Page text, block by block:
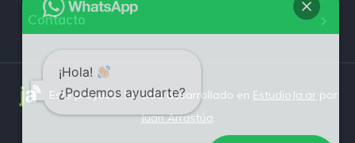
Contacto
Este proyecto ha sido desarrollado en EstudioJa.ar por
Juan Arrastúa.
¡Hola!
¿Podemos ayudarte?